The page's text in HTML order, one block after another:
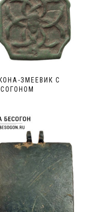
ЗМЕЕВИК С